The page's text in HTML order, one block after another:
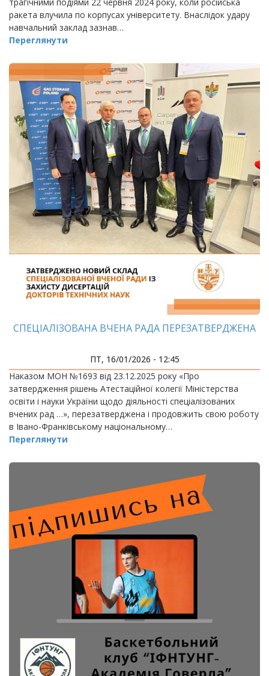
ракета влучила по корпусах університету. Внаслідок удару
навчальний заклад зазнав…
Переглянути
СПЕЦІАЛІЗОВАНА ВЧЕНА РАДА ПЕРЕЗАТВЕРДЖЕНА
ПТ, 16/01/2026 - 12:45
Наказом МОН №1693 від 23.12.2025 року «Про
затвердження рішень Атестаційної колегії Міністерства
освіти і науки України щодо діяльності спеціалізованих
вчених рад …», перезатверджена і продовжить свою роботу
в Івано-Франківському національному…
Переглянути